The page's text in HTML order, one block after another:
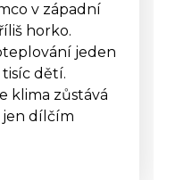
v západní
horko.
jeden
dětí.
klima zůstává
jen dílčím